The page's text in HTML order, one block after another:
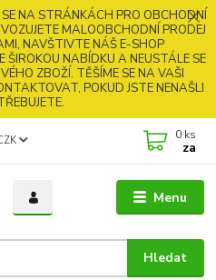
NA STRÁNKÁCH PRO OBCHODNÍ
MALOOBCHODNÍ PRODEJ
NAVŠTIVTE NÁŠ E-SHOP
ŠIROKOU NABÍDKU A NEUSTÁLE SE
ZBOŽÍ. TĚŠÍME SE NA VAŠI
POKUD JSTE NENAŠLI
Menu
Hledat
0 ks
za